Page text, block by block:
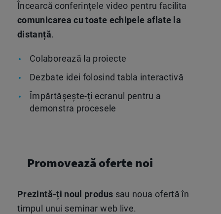
Încearcă conferințele video pentru facilita
comunicarea cu toate echipele aflate la
distanță.
Colaborează la proiecte
Dezbate idei folosind tabla interactivă
Împărtășește-ți ecranul pentru a
demonstra procesele
Promovează oferte noi
Prezintă-ți noul produs sau noua ofertă în
timpul unui seminar web live.